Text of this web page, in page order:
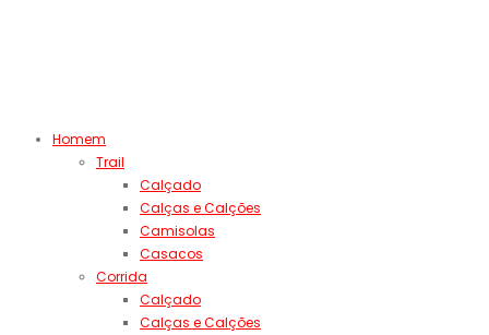
Homem
Trail
Calçado
Calças e Calções
Camisolas
Casacos
Corrida
Calçado
Calças e Calções